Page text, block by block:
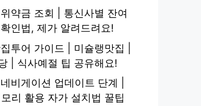
약금 조회 | 통신사별 잔여
인법, 제가 알려드려요!
투어 가이드 | 미슐랭맛집 |
| 식사예절 팁 공유해요!
비게이션 업데이트 단계 |
리 활용 자가 설치법 꿀팁